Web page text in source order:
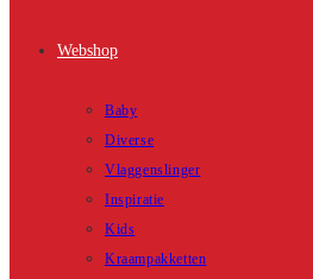
Webshop
Baby
Diverse
Vlaggenslinger
Inspiratie
Kids
Kraampakketten